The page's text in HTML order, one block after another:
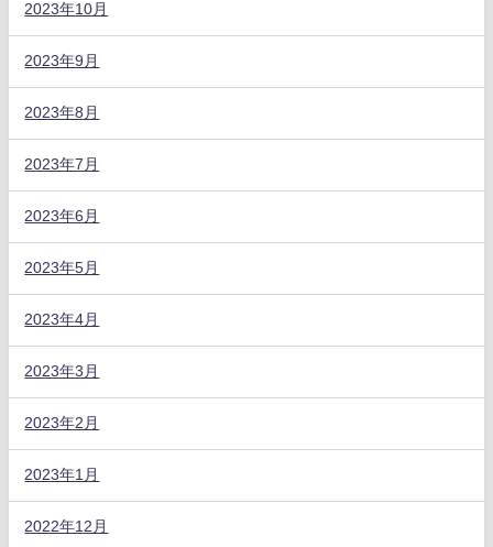
2023年10月
2023年9月
2023年8月
2023年7月
2023年6月
2023年5月
2023年4月
2023年3月
2023年2月
2023年1月
2022年12月